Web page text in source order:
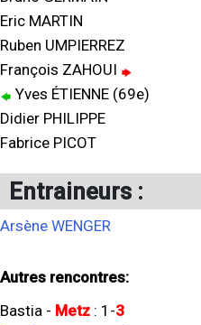
Eric MARTIN
Ruben UMPIERREZ
François ZAHOUI
Yves ÉTIENNE (69e)
Didier PHILIPPE
Fabrice PICOT
Entraineurs :
Arsène WENGER
Autres rencontres:
Bastia - Metz : 1 -3